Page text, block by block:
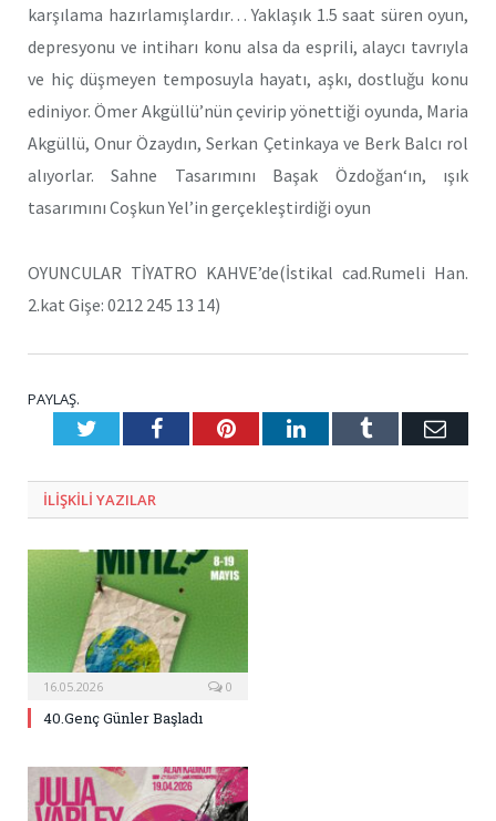
karşılama hazırlamışlardır… Yaklaşık 1.5 saat süren oyun,
depresyonu ve intiharı konu alsa da esprili, alaycı tavrıyla
ve hiç düşmeyen temposuyla hayatı, aşkı, dostluğu konu
ediniyor. Ömer Akgüllü’nün çevirip yönettiği oyunda, Maria
Akgüllü, Onur Özaydın, Serkan Çetinkaya ve Berk Balcı rol
alıyorlar. Sahne Tasarımını Başak Özdoğan‘ın, ışık
tasarımını Coşkun Yel’in gerçekleştirdiği oyun
OYUNCULAR TİYATRO KAHVE’de(İstikal cad.Rumeli Han.
2.kat Gişe: 0212 245 13 14)
PAYLAŞ.
TwitterFacebookPinterestLinkedInTumblr E-
ILIŞKILI YAZILAR
16.05.2026 0
40.Genç Günler Başladı